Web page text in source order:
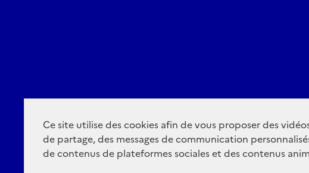
Ce site utilise des cookies afin de vous proposer des
de partage, des messages de communication
de contenus de plateformes sociales et des contenus